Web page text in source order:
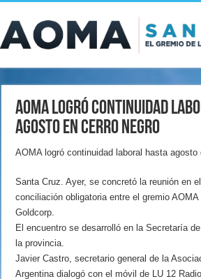
AOMA logró continuidad
agosto en Cerro Negro
AOMA logró continuidad laboral hasta agosto
Santa Cruz. Ayer, se concretó la reunión en
conciliación obligatoria entre el gremio
Goldcorp.
El encuentro se desarrolló en la Secretaría
la provincia.
Javier Castro, secretario general de la
Argentina dialogó con el móvil de LU 12